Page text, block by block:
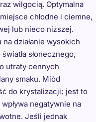
wilgocią. Optymalna
chłodne i ciemne,
lub nieco niższej.
działanie wysokich
słonecznego,
utraty cennych
smaku. Miód
do krystalizacji; jest to
negatywnie na
Jeśli jednak